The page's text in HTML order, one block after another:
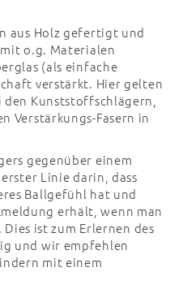
aus Holz gefertigt und
o.g. Materialen
(als einfache
verstärkt. Hier gelten
den Kunststoffschlägern,
Verstärkungs-Fasern in
gegenüber einem
Linie darin, dass
Ballgefühl hat und
erhält, wenn man
ist zum Erlernen des
und wir empfehlen
mit einem